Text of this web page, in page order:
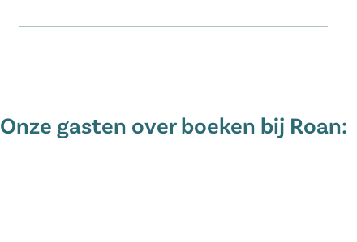
Onze gasten over boeken bij Roan: